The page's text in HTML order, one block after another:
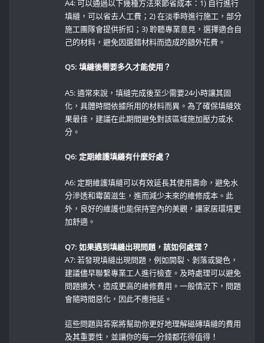
A4: 可以通過以下幾種方法來節省成本：1)‌ 自行進行
填縫，可以省去人工費；2) 在淡季時進行施工，部分
施工團隊會提供折扣；3)⁣ 聆聽專業意見，選擇適合自
己的材料，避免因選錯材料而造成的額外花費。
Q5: 填縫後需要多久才能使用？
A5: ⁢通常來說，填縫完成後至少需要24小時讓其固
化，具體時間依據所用的材料而異。為了確保填縫效
果最佳，建議在此期間避免對該區域施加壓力或水
分。
Q6: 定期維護填縫有什麼好處？
A6:​ 定期維護填縫可以有效延長其使用壽命，避免水
分滲透和霉菌滋生，進而減少未來的維修成本。此
外，良好的維護也能保持室內的美觀，讓家居環境更
加舒適。
Q7: 如果遇到填縫出現問題，該如何處理？
A7: 若發現填縫出現問題，例如開裂、剝落或變色，
建議儘早聯繫專業工人進行檢查。及時處理可以避免
問題擴大，造成更高的維修費用。一般情況下，問題
會隨時間惡化，因此不應拖延。
這些問題與答案將幫助你更好地理解磁磚填縫的費用
及其重要性，並讓你的每一分錢都花得值得！